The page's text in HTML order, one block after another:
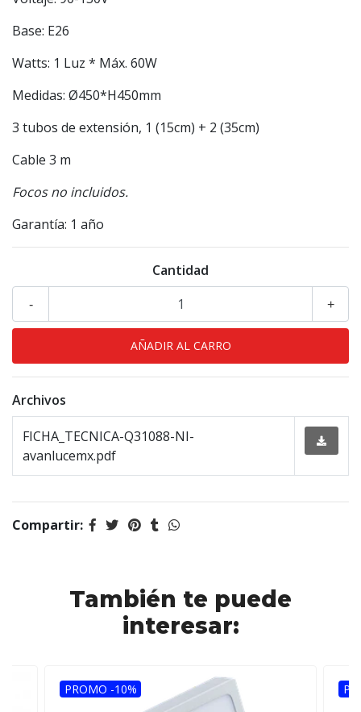
Base: E26
Watts: 1 Luz * Máx. 60W
Medidas: Ø450*H450mm
3 tubos de extensión, 1 (15cm) + 2 (35cm)
Cable 3 m
Focos no incluidos.
Garantía: 1 año
Cantidad
+
-
Archivos
FICHA_TECNICA-Q31088-NI-
avanlucemx.pdf
Compartir:
También te puede
interesar:
PROMO -10%